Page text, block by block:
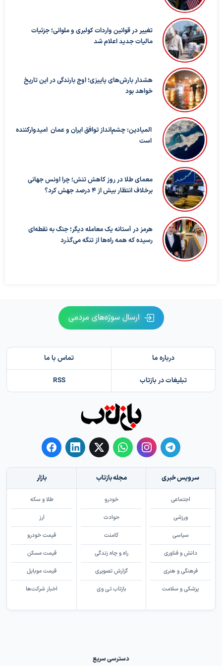
تغییر در قوانین واردات کولبری و ملوانی؛ جزئیات
مالیات جدید اعلام شد
هشدار بارش‌های پاییزی؛ اوج بارندگی در این تاریخ
خواهد بود
المیادین: چشم‌انداز توافق ایران و عمان امیدوارکننده
است
معمای طلا در روز کاهش تنش؛ چرا اونس جهانی
برخلاف انتظار بیش از ۴ درصد جهش کرد؟
هرمز در آستانه یک معامله دیگر؛ جنگ به نقطه‌ای
رسیده که همه راه‌ها از تنگه می‌گذرد
ارسال سوژه‌های مردمی
درباره ما تماس با ما
تبلیغات در بازتاب RSS
سرویس خبری
اجتماعی
ورزشی
سیاسی
دانش و فناوری
فرهنگی و هنری
پزشکی و سلامت
مجله بازتاب
خودرو
حوادث
کامنت
راه و چاه زندگی
گزارش تصویری
بازتاب تی وی
بازار
طلا و سکه
ارز
قیمت خودرو
قیمت مسکن
قیمت موبایل
اخبار شرکت‌ها
دسترسی سریع